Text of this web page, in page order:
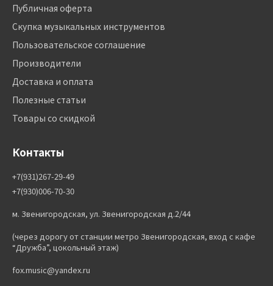
Публичная оферта
Скупка музыкальных инструментов
Пользовательское соглашение
Производители
Доставка и оплата
Полезные статьи
Товары со скидкой
Контакты
+7(931)267-29-49
+7(930)006-70-30
м. Звенигородская, ул. Звенигородская д.2/44
(через дорогу от станции метро Звенигородская, вход с кафе
“Дружба”, цокольный этаж)
fox.music@yandex.ru